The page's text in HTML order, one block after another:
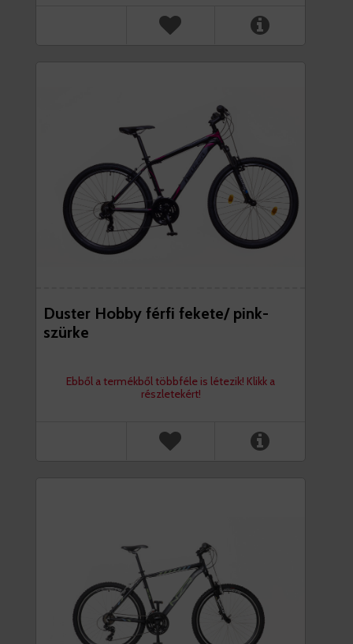
Duster Hobby férfi fekete/ pink-
szürke
Ebből a termékből többféle is létezik! Klikk a
részletekért!